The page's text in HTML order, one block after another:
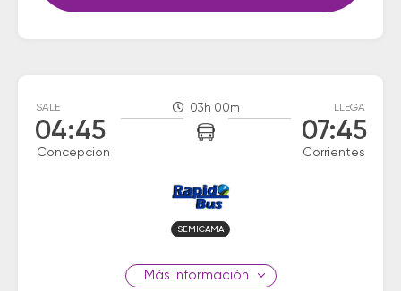
SALE
04:45
Concepcion
03h 00m LLEGA
07:45
Corrientes
SEMICAMA
información